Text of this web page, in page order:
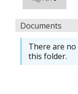
Documents
There are
this folder.